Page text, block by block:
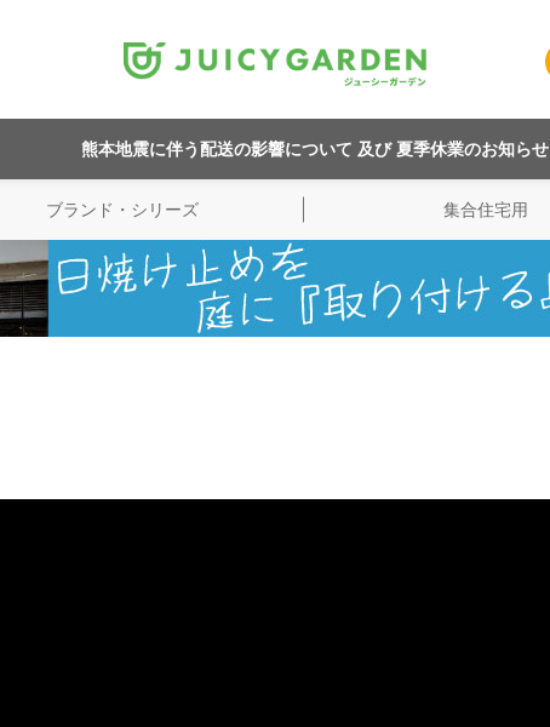
熊本地震に伴う配送の影響について 及び 夏季休業のお知らせ
ブランド・シリーズ 集合住宅用